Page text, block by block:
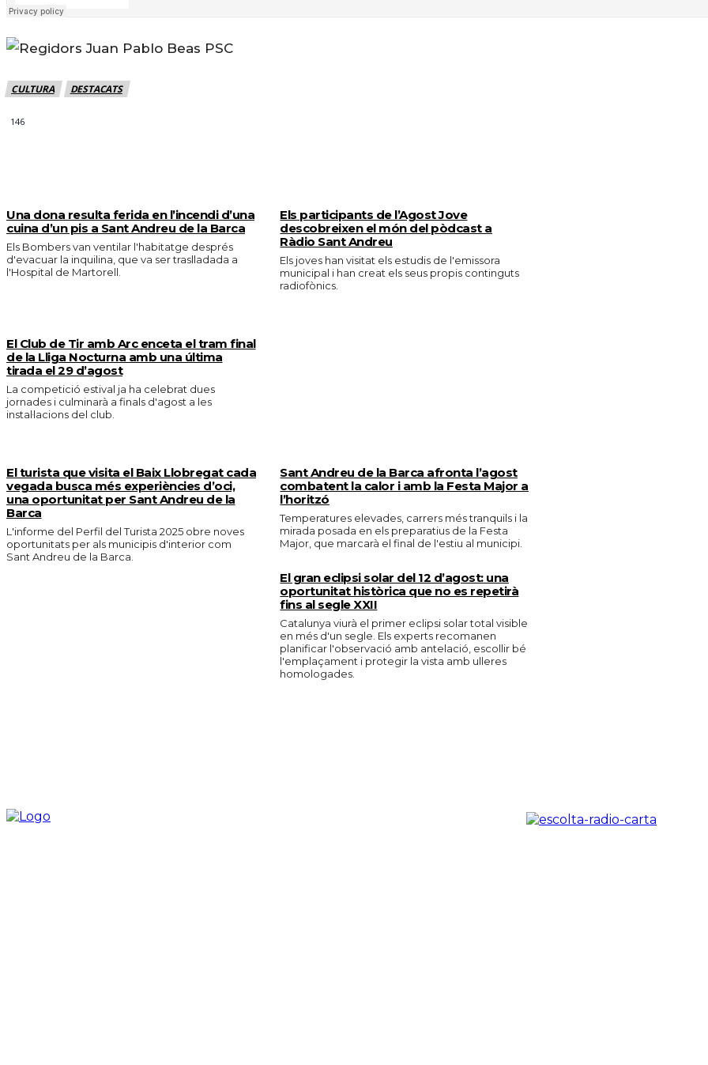
CULTURA DESTACATS
146
Una dona resulta ferida en l’incendi d’una
cuina d’un pis a Sant Andreu de la Barca
Els Bombers van ventilar l'habitatge després
d'evacuar la inquilina, que va ser traslladada a
l'Hospital de Martorell.
Els participants de l’Agost Jove
descobreixen el món del pòdcast a
Ràdio Sant Andreu
Els joves han visitat els estudis de l'emissora
municipal i han creat els seus propis continguts
radiofònics.
El Club de Tir amb Arc enceta el tram final
de la Lliga Nocturna amb una última
tirada el 29 d’agost
La competició estival ja ha celebrat dues
jornades i culminarà a finals d'agost a les
instal·lacions del club.
El turista que visita el Baix Llobregat cada
vegada busca més experiències d’oci,
una oportunitat per Sant Andreu de la
Barca
L'informe del Perfil del Turista 2025 obre noves
oportunitats per als municipis d'interior com
Sant Andreu de la Barca.
Sant Andreu de la Barca afronta l’agost
combatent la calor i amb la Festa Major a
l’horitzó
Temperatures elevades, carrers més tranquils i la
mirada posada en els preparatius de la Festa
Major, que marcarà el final de l'estiu al municipi.
El gran eclipsi solar del 12 d’agost: una
oportunitat històrica que no es repetirà
fins al segle XXII
Catalunya viurà el primer eclipsi solar total visible
en més d'un segle. Els experts recomanen
planificar l'observació amb antelació, escollir bé
l'emplaçament i protegir la vista amb ulleres
homologades.